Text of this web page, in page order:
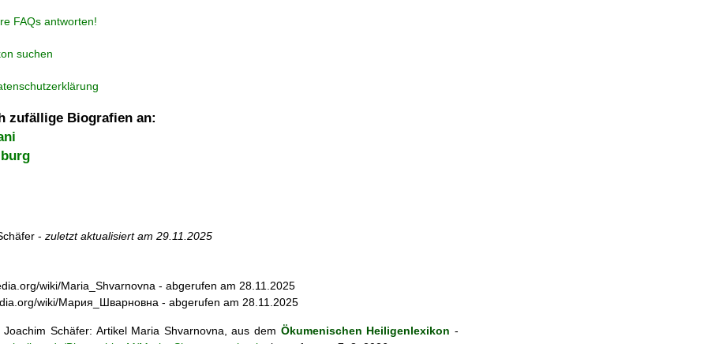
FAQs antworten!
suchen
zufällige Biografien an:
- zuletzt aktualisiert am 29.11.2025
wiki/Maria_Shvarnovna - abgerufen am 28.11.2025
wiki/Мария_Шварновна - abgerufen am 28.11.2025
Joachim Schäfer: Artikel Maria Shvarnovna, aus dem Ökumenischen Heiligenlexikon -